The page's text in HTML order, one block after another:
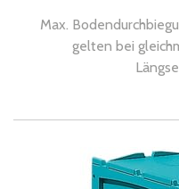
Max.
gelten bei